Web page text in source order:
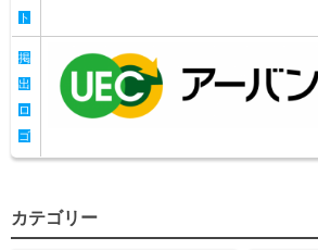
ト
掲
出
ロ
ゴ
カテゴリー